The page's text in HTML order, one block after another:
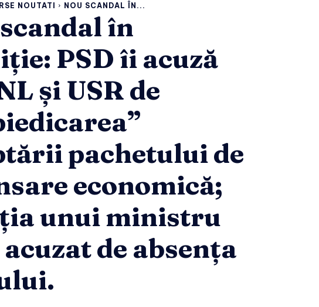
NOUTATI NOU SCANDAL ÎN...
în
PSD îi acuză
și USR de
pachetului de
economică;
unui ministru
acuzat de absența